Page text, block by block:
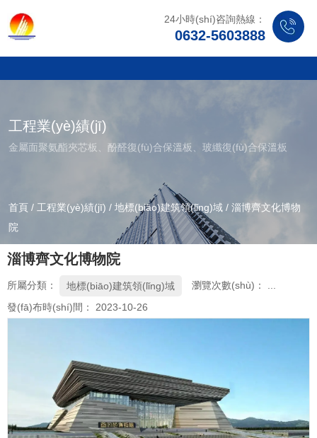
24小時(shí)咨詢熱線：
0632-5603888
工程業(yè)績(jī)
金屬面聚氨酯夾芯板、酚醛復(fù)合保溫板、玻纖復(fù)合保溫板
首頁 / 工程業(yè)績(jī) / 地標(biāo)建筑領(lǐng)域 / 淄博齊文化博物
院
淄博齊文化博物院
所屬分類： 地標(biāo)建筑領(lǐng)域 瀏覽次數(shù)：
發(fā)布時(shí)間： 2023-10-26